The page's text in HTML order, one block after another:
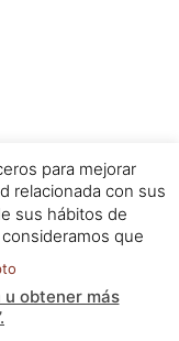
para mejorar
relacionada con sus
sus hábitos de
que
obtener más